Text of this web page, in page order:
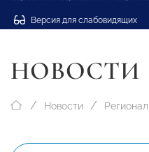
Версия для слабовидящих
НОВОСТИ
Новости